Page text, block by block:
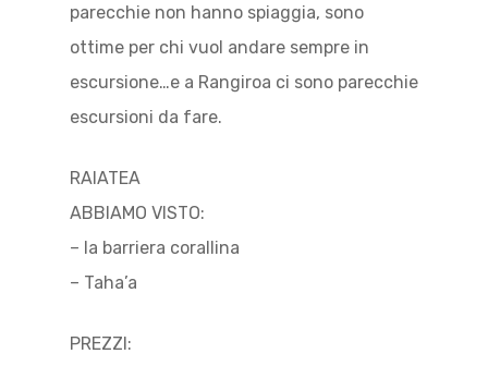
parecchie non hanno spiaggia, sono
ottime per chi vuol andare sempre in
escursione…e a Rangiroa ci sono parecchie
escursioni da fare.
RAIATEA
ABBIAMO VISTO:
– la barriera corallina
– Taha’a
PREZZI: